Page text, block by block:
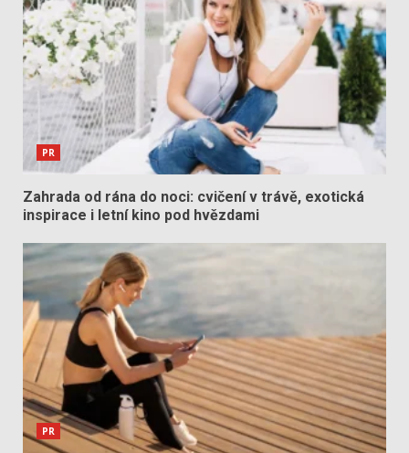
PR
Zahrada od rána do noci: cvičení v trávě, exotická
inspirace i letní kino pod hvězdami
PR